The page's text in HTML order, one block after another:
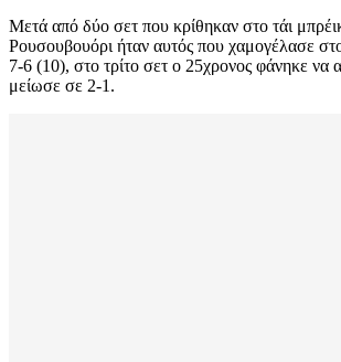
Μετά από δύο σετ που κρίθηκαν στο τάι
Ρουσουβουόρι ήταν αυτός που χαμογέλασε
7-6 (10), στο τρίτο σετ ο 25χρονος φάνηκε να
μείωσε σε 2-1.